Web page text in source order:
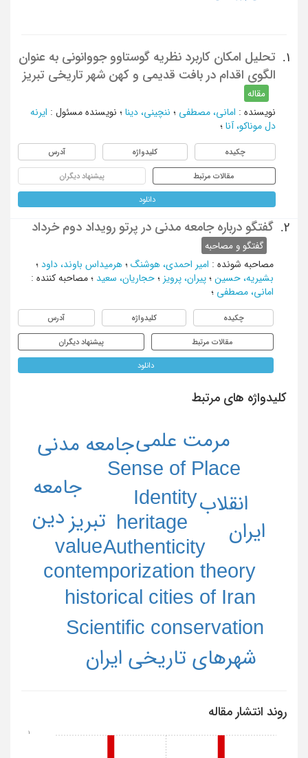
1.
تحلیل امکان کاربرد نظریه گوستاوو جووانونی به عنوان
الگوی اقدام در بافت قدیمی و کهن شهر تاریخی تبریز
مقاله
نویسنده : امانی، مصطفی ؛ ننچینی، دینا ؛ نویسنده مسئول : ایرنه
دل موناکو، آنا ؛
چکیده کلیدواژه آدرس
مقالات مرتبط پیشنهاد دیگران
دانلود
2. گفتگو درباره جامعه مدنی در پرتو رویداد دوم خرداد
گفتگو و مصاحبه
مصاحبه شونده : امیر احمدی، هوشنگ ؛ هرمیداس باوند، داود ؛
بشیریه، حسین ؛ پیران، پرویز ؛ حجاریان، سعید ؛ مصاحبه کننده :
امانی، مصطفی ؛
چکیده کلیدواژه آدرس
مقالات مرتبط پیشنهاد دیگران
دانلود
کلیدواژه های مرتبط
Authenticity
contemporization theory
heritage
historical cities of Iran
Identity
Scientific conservation
Sense of Place
value
تبریز
شهرهای تاریخی ایران
مرمت علمی
انقلاب
ایران
جامعه
جامعه مدنی
دین
روند انتشار مقاله
1